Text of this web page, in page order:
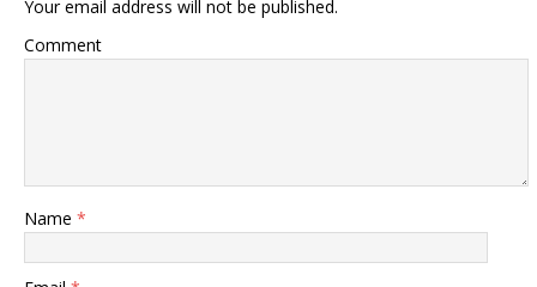
Your email address will not be published.
Comment
Name *